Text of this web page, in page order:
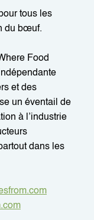
tous les
du bœuf.
Food
et des
un éventail de
à l’industrie
dans les